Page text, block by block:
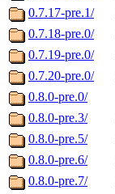
0.7.17-pre.1/
0.7.18-pre.0/
0.7.19-pre.0/
0.7.20-pre.0/
0.8.0-pre.0/
0.8.0-pre.3/
0.8.0-pre.5/
0.8.0-pre.6/
0.8.0-pre.7/